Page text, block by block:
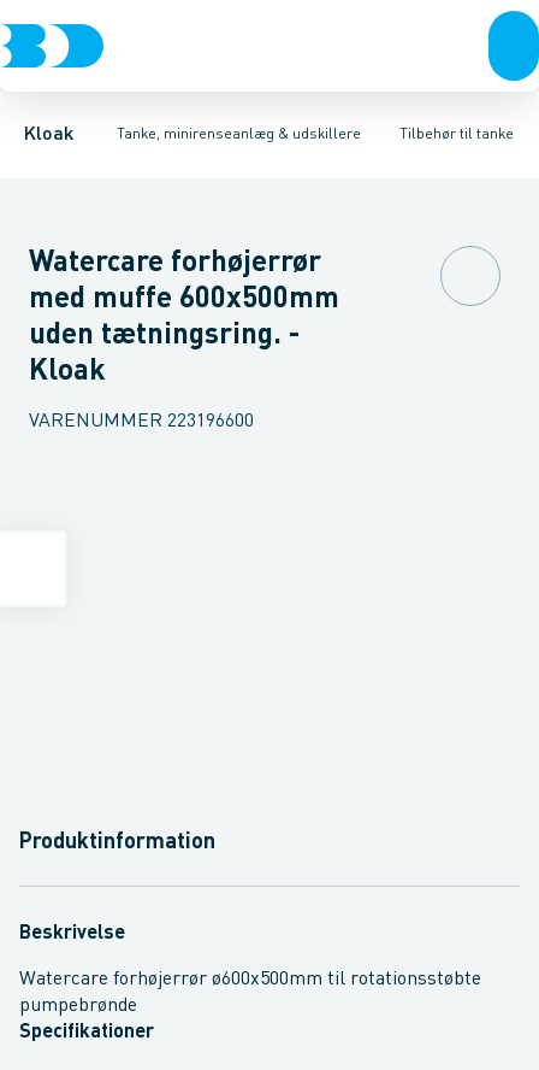
Kloak Tanke, minirenseanlæg & udskillere
Rør & fittingsBrøndeBrøndgodsLinjeafvandingTanke,
Tilbehør til tanke
Udskillere Tanke Tilbehør til tankeMini renseanlæg
Tilbehør til tryknedsivningTilbehør til gravitationTilbehør til
Watercare forhøjerrør
med muffe 600x500mm
uden tætningsring. -
Kloak
VARENUMMER 223196600
Produktinformation
Beskrivelse
Watercare forhøjerrør ø600x500mm til rotationsstøbte
pumpebrønde
Specifikationer